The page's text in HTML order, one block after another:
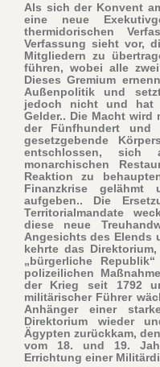
Als sich der Konvent
eine neue
thermidorischen
Verfassung sieht vor,
Mitgliedern zu
führen, wobei alle
Dieses Gremium
Außenpolitik und
jedoch nicht und hat
Gelder.. Die Macht wird
der Fünfhundert
gesetzgebende
entschlossen, sich
monarchischen
Reaktion zu
Finanzkrise
aufgeben.. Die
Territorialmandate
diese neue
Angesichts des Elends
kehrte das
„bürgerliche
polizeilichen
der Krieg seit 1792
militärischer Führer
Anhänger einer
Direktorium wieder
Ägypten zurückkam,
vom 18. und 19.
Errichtung einer